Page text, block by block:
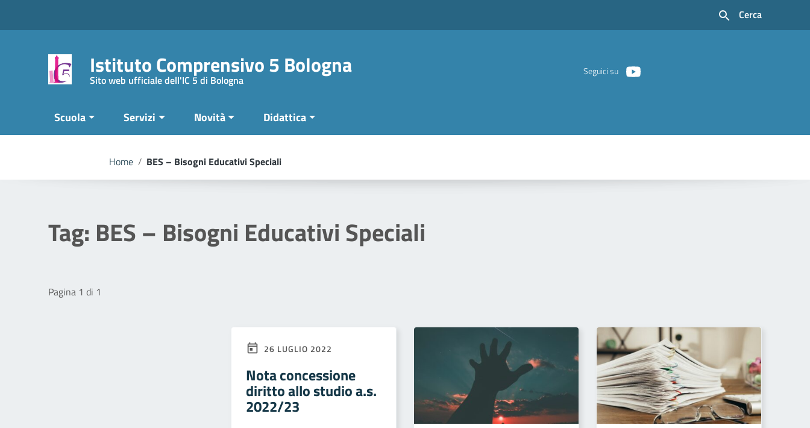
Cerca
Istituto Comprensivo 5 Bologna
Sito web ufficiale dell'IC 5 di Bologna
Seguici su
Scuola Servizi Novità Didattica
Home / BES – Bisogni Educativi Speciali
Tag: BES – Bisogni Educativi Speciali
Pagina 1 di 1
26 LUGLIO 2022
Nota concessione
diritto allo studio a.s.
2022/23